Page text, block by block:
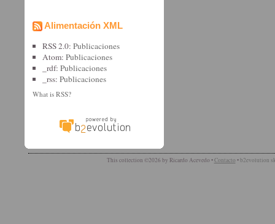
Alimentación XML
RSS 2.0:Publicaciones
Atom:Publicaciones
_rdf:Publicaciones
_rss:Publicaciones
What is RSS?
This collection ©2026 by Ricardo Acevedo •Contacto • b2evolution